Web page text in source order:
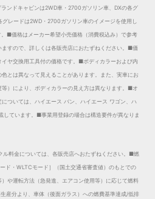
ンドキャビンは2WD車・2700ガソリン車、DXの各グ
レードは2WD・2700ガソリン車のイメージを使用し
■価格はメーカー希望小売価格（消費税込み）で参考
すので、詳しくは各販売店におたずねください。 ■価
ヤ交換用工具付の価格です。 ■ボディカラーおよび内
とは異なって見えることがあります。また、実車にお
）により、ボディカラーの見え方は異なります。 ■オ
ついては、ハイエース バン、ハイエース ワゴン、ハ
ています。 ■事業用登録の場合は構造要件が異なりま
料金については、各販売店へおたずねください。 ■燃
ド・WLTCモード］（国土交通省審査値）のもとでの
や運転方法（急発進、エアコン使用等）に応じて燃料
産分より、車体（後面ガラス）への燃費基準達成/低排